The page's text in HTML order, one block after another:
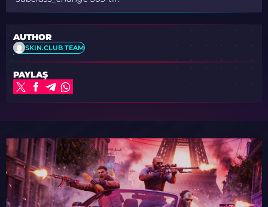
AUTHOR
SKIN.CLUB TEAM
PAYLAŞ